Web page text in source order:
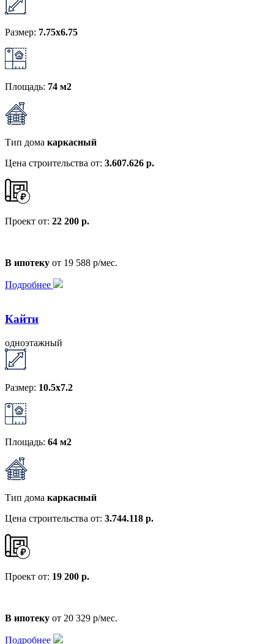
Размер: 7.75х6.75
Площадь: 74 м2
Тип дома каркасный
Цена строительства от: 3.607.626 р.
Проект от: 22 200 р.
В ипотеку от 19 588 р/мес.
Подробнее
Кайти
одноэтажный
Размер: 10.5х7.2
Площадь: 64 м2
Тип дома каркасный
Цена строительства от: 3.744.118 р.
Проект от: 19 200 р.
В ипотеку от 20 329 р/мес.
Подробнее